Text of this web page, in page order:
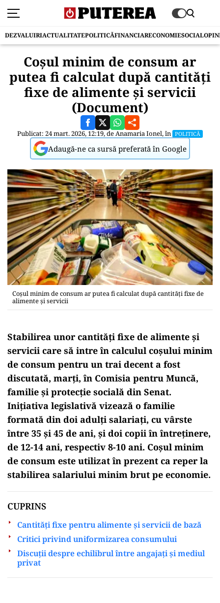
DEZVALUIRIACTUALITATEPOLITICĂFINANCIARECONOMIESOCIAL
Coșul minim de consum ar
putea fi calculat după cantități
fixe de alimente și servicii
(Document)
Publicat: 24 mart. 2026, 12:19, deAnamaria Ionel, în POLITICĂ
Adaugă-ne ca sursă preferată în Google
Coșul minim de consum ar putea fi calculat după cantități fixe de
alimente și servicii
Stabilirea unor cantități fixe de alimente și
servicii care să intre în calculul coșului minim
de consum pentru un trai decent a fost
discutată, marți, în Comisia pentru Muncă,
familie și protecție socială din Senat.
Inițiativa legislativă vizează o familie
formată din doi adulți salariați, cu vârste
între 35 și 45 de ani, și doi copii în întreținere,
de 12-14 ani, respectiv 8-10 ani. Coșul minim
de consum este utilizat în prezent ca reper la
stabilirea salariului minim brut pe economie.
CUPRINS
Cantități fixe pentru alimente și servicii de bază
Critici privind uniformizarea consumului
Discuții despre echilibrul între angajați și mediul
privat